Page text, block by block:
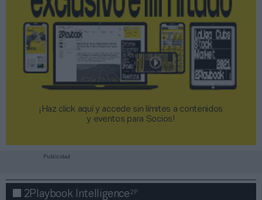
¡Haz click aquí y accede sin límites a contenidos
y eventos para Socios!​​​​​​​
Publicidad
2Playbook Intelligence2P